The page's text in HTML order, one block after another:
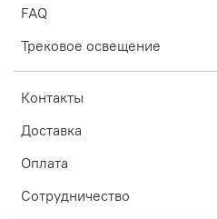
FAQ
Трековое освещение
Контакты
Доставка
Оплата
Сотрудничество